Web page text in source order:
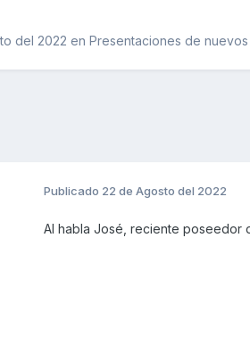
del 2022 en Presentaciones de nuevos
Publicado 22 de Agosto del 2022
Al habla José, reciente poseedor